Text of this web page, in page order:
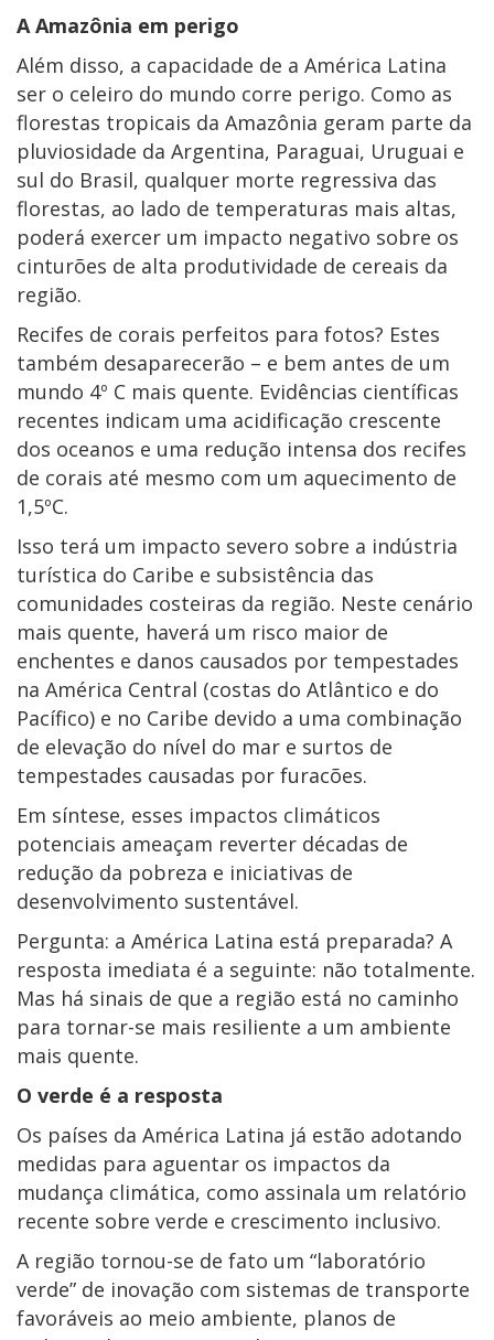
A Amazônia em perigo
Além disso, a capacidade de a América Latina
ser o celeiro do mundo corre perigo. Como as
florestas tropicais da Amazônia geram parte da
pluviosidade da Argentina, Paraguai, Uruguai e
sul do Brasil, qualquer morte regressiva das
florestas, ao lado de temperaturas mais altas,
poderá exercer um impacto negativo sobre os
cinturões de alta produtividade de cereais da
região.
Recifes de corais perfeitos para fotos? Estes
também desaparecerão – e bem antes de um
mundo 4º C mais quente. Evidências científicas
recentes indicam uma acidificação crescente
dos oceanos e uma redução intensa dos recifes
de corais até mesmo com um aquecimento de
1,5ºC.
Isso terá um impacto severo sobre a indústria
turística do Caribe e subsistência das
comunidades costeiras da região. Neste cenário
mais quente, haverá um risco maior de
enchentes e danos causados por tempestades
na América Central (costas do Atlântico e do
Pacífico) e no Caribe devido a uma combinação
de elevação do nível do mar e surtos de
tempestades causadas por furacões.
Em síntese, esses impactos climáticos
potenciais ameaçam reverter décadas de
redução da pobreza e iniciativas de
desenvolvimento sustentável.
Pergunta: a América Latina está preparada? A
resposta imediata é a seguinte: não totalmente.
Mas há sinais de que a região está no caminho
para tornar-se mais resiliente a um ambiente
mais quente.
O verde é a resposta
Os países da América Latina já estão adotando
medidas para aguentar os impactos da
mudança climática, como assinala um relatório
recente sobre verde e crescimento inclusivo.
A região tornou-se de fato um “laboratório
verde” de inovação com sistemas de transporte
favoráveis ao meio ambiente, planos de